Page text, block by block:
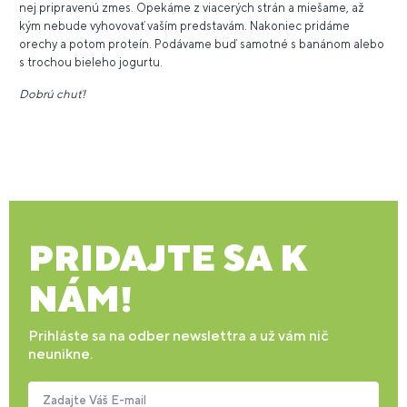
nej pripravenú zmes. Opekáme z viacerých strán a miešame, až
kým nebude vyhovovať vaším predstavám. Nakoniec pridáme
orechy a potom proteín. Podávame buď samotné s banánom alebo
s trochou bieleho jogurtu.
Dobrú chuť!
PRIDAJTE SA K
NÁM!
Prihláste sa na odber newslettra a už vám nič
neunikne.
Zadajte Váš E-mail